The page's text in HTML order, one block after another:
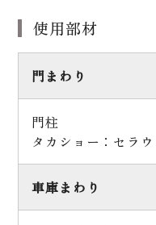
使用部材
門まわり
門柱
タカショー：セラ
車庫まわり